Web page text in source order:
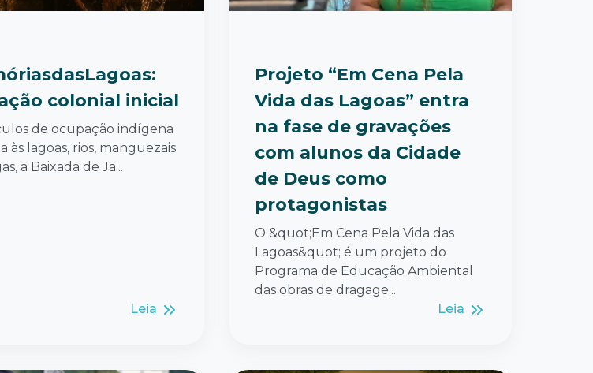
colonial inicial
de ocupação indígena
às lagoas, rios, manguezais
a Baixada de Ja...
Leia
Projeto “Em Cena Pela
Vida das Lagoas” entra
na fase de gravações
com alunos da Cidade
de Deus como
protagonistas
O &quot;Em Cena Pela Vida das
Lagoas&quot; é um projeto do
Programa de Educação Ambiental
das obras de dragage...
Leia